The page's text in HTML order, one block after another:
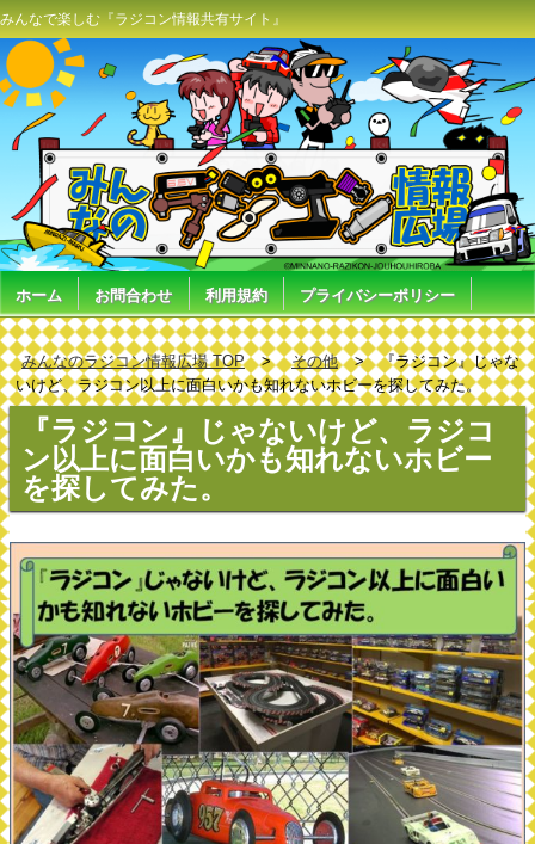
みんなで楽しむ『ラジコン情報共有サイト』
ホーム お問合わせ 利用規約 プライバシーポリシー
みんなのラジコン情報広場 TOP その他
『ラジコン』じゃな
いけど、ラジコン以上に面白いかも知れないホビーを探してみた。
『ラジコン』じゃないけど、ラジコ
ン以上に面白いかも知れないホビー
を探してみた。